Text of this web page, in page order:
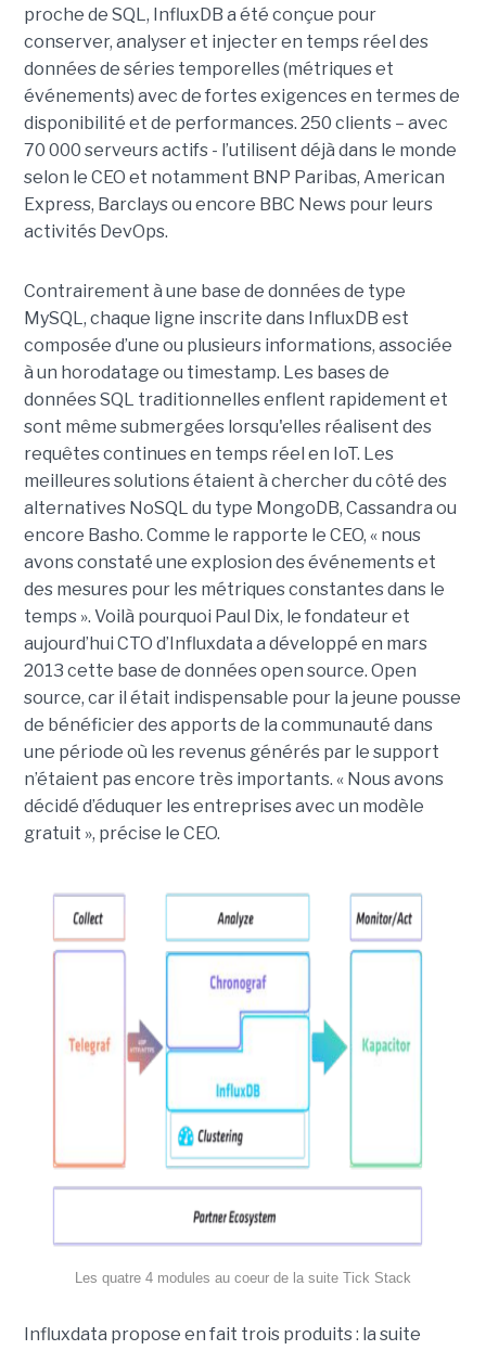
proche de SQL, InfluxDB a été conçue pour
conserver, analyser et injecter en temps réel des
données de séries temporelles (métriques et
événements) avec de fortes exigences en termes de
disponibilité et de performances. 250 clients – avec
70 000 serveurs actifs - l’utilisent déjà dans le monde
selon le CEO et notamment BNP Paribas, American
Express, Barclays ou encore BBC News pour leurs
activités DevOps.
Contrairement à une base de données de type
MySQL, chaque ligne inscrite dans InfluxDB est
composée d’une ou plusieurs informations, associée
à un horodatage ou timestamp. Les bases de
données SQL traditionnelles enflent rapidement et
sont même submergées lorsqu'elles réalisent des
requêtes continues en temps réel en IoT. Les
meilleures solutions étaient à chercher du côté des
alternatives NoSQL du type MongoDB, Cassandra ou
encore Basho. Comme le rapporte le CEO, « nous
avons constaté une explosion des événements et
des mesures pour les métriques constantes dans le
temps ». Voilà pourquoi Paul Dix, le fondateur et
aujourd’hui CTO d’Influxdata a développé en mars
2013 cette base de données open source. Open
source, car il était indispensable pour la jeune pousse
de bénéficier des apports de la communauté dans
une période où les revenus générés par le support
n’étaient pas encore très importants. « Nous avons
décidé d’éduquer les entreprises avec un modèle
gratuit », précise le CEO.
Les quatre 4 modules au coeur de la suite Tick Stack
Influxdata propose en fait trois produits : la suite